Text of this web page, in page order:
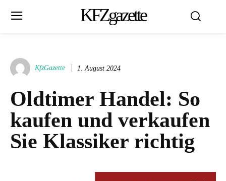
KFZgazette
KfzGazette 1. August 2024
Oldtimer Handel: So
kaufen und verkaufen
Sie Klassiker richtig